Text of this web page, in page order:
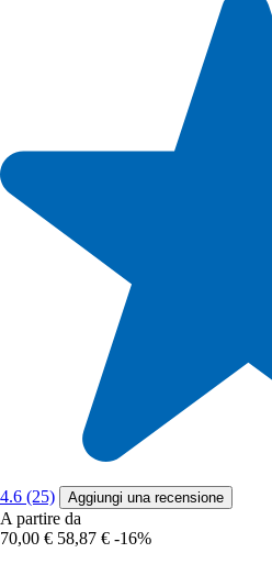
4.6 (25) Aggiungi una recensione
A partire da
70,00 € 58,87 € -16%